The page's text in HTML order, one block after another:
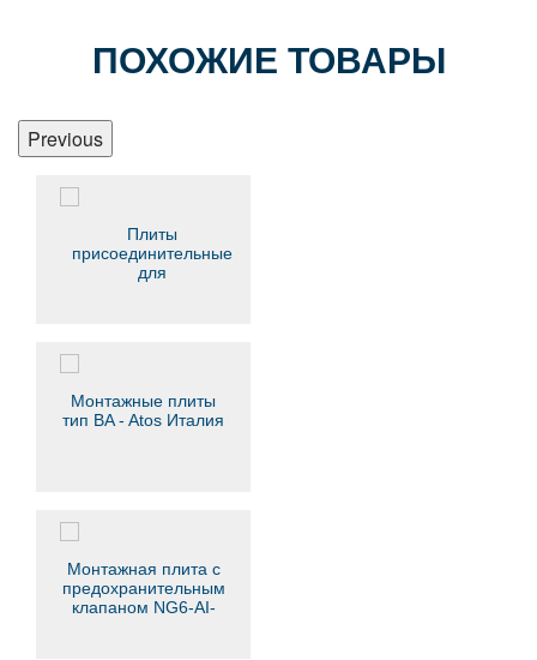
ПОХОЖИЕ ТОВАРЫ
Previous
Плиты
присоединительные
для
Монтажные плиты
тип BA - Atos Италия
Монтажная плита с
предохранительным
клапаном NG6-AI-